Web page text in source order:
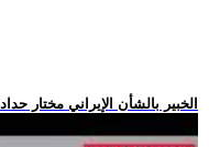
.. الخبير بالشأن الإيراني مختار